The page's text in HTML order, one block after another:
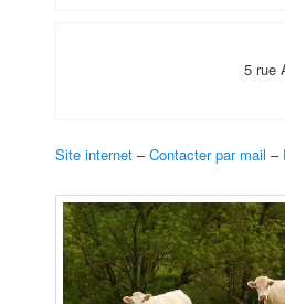
5 rue
Site internet –Contacter par mail –